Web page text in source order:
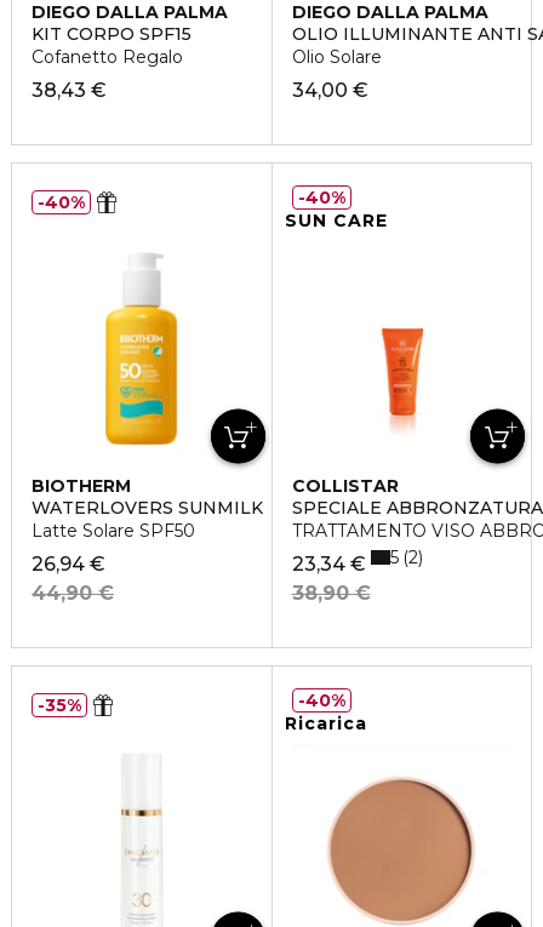
DIEGO DALLA PALMA
KIT CORPO SPF15
Cofanetto Regalo
38,43 €
DIEGO DALLA PALMA
OLIO ILLUMINANTE ANTI
Olio Solare
34,00 €
BIOTHERM
WATERLOVERS SUNMILK
Latte Solare SPF50
26,94 €
44,90 €
40%
SUN CARE
COLLISTAR
SPECIALE
TRATTAMENTO VISO
23,34 €
38,90 €
5 2
40%
35%
Ricarica
40%